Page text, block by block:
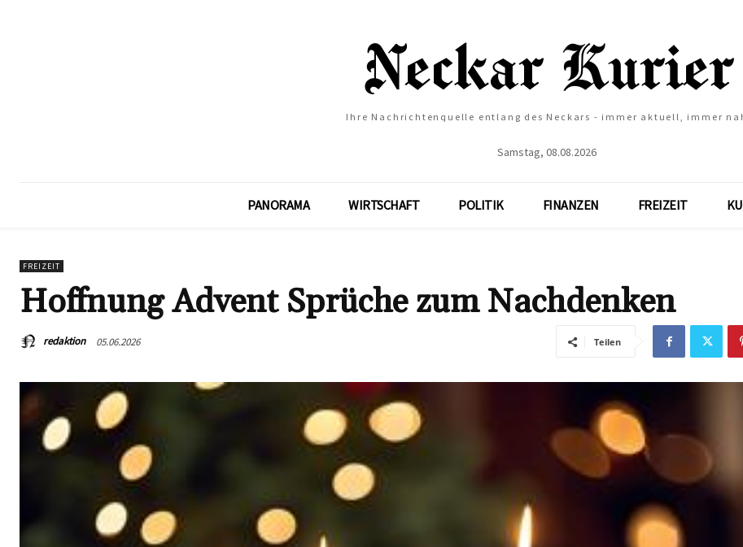
Ihre Nachrichtenquelle entlang des Neckars - immer aktuell, immer
Samstag, 08.08.2026
PANORAMA WIRTSCHAFT POLITIK FINANZEN FREIZEIT
FREIZEIT
Hoffnung Advent Sprüche zum Nachdenken
redaktion 05.06.2026 Teilen